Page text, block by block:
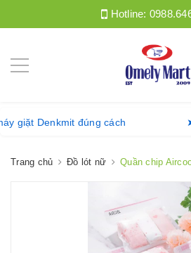
Hotline:
máy giặt Denkmit đúng cách
Trang chủ Đồ lót nữ Quần chip